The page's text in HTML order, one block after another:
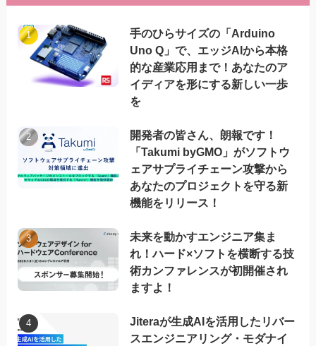
手のひらサイズの「Arduino
Uno Q」で、エッジAIから本格
的な産業応用まで！あなたのア
イディアを形にする新しい一歩
を
開発者の皆さん、朗報です！
「Takumi byGMO」がソフトウ
ェアサプライチェーン攻撃から
あなたのプロジェクトを守る新
機能をリリース！
未来を動かすエンジニア集ま
れ！ハード×ソフトを横断する技
術カンファレンスが初開催され
ますよ！
Jiteraが生成AIを活用したリバー
スエンジニアリング・モダナイ